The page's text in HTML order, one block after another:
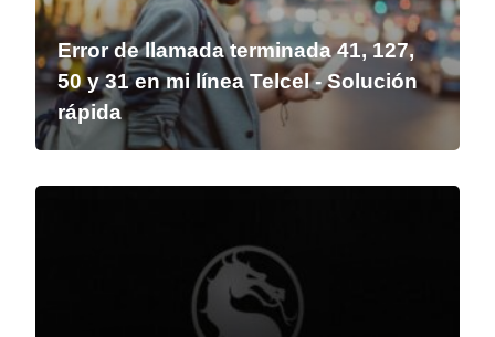
Error de llamada terminada 41, 127,
50 y 31 en mi línea Telcel - Solución
rápida